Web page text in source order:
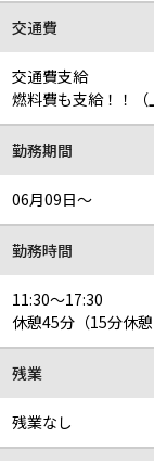
交通費
交通費支給
燃料費も支給！！（
勤務期間
06月09日～
勤務時間
11:30～17:30
休憩45分（15分休
残業
残業なし